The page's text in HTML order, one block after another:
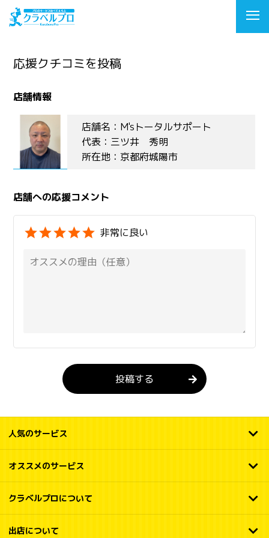
応援クチコミを投稿
店舗情報
店舗名：M'sトータルサポート
代表：三ツ井 秀明
所在地：京都府城陽市
店舗への応援コメント
非常に良い
投稿する
人気のサービス
オススメのサービス
クラベルプロについて
出店について